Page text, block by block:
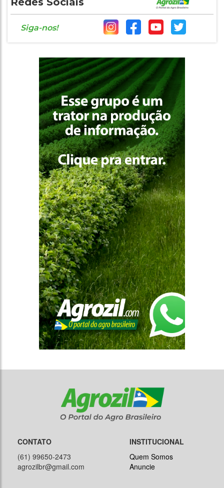
Siga-nos!
CONTATO
(61) 99650-2473
agrozilbr@gmail.com
INSTITUCIONAL
Quem Somos
Anuncie